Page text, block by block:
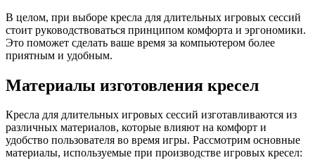
В целом, при выборе кресла для длительных игровых сессий
стоит руководствоваться принципом комфорта и эргономики.
Это поможет сделать ваше время за компьютером более
приятным и удобным.
Материалы изготовления кресел
Кресла для длительных игровых сессий изготавливаются из
различных материалов, которые влияют на комфорт и
удобство пользователя во время игры. Рассмотрим основные
материалы, используемые при производстве игровых кресел: